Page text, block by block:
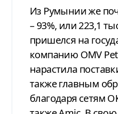
Из Румынии же
– 93%, или 223,1
пришелся на
компанию OMV
нарастила
также главным
благодаря сетям